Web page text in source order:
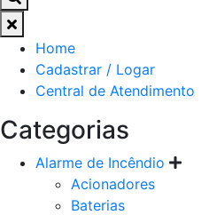
Home
Cadastrar / Logar
Central de Atendimento
Categorias
Alarme de Incêndio
Acionadores
Baterias